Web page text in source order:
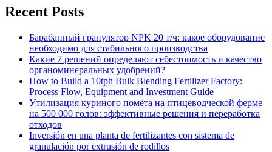
Recent Posts
Барабанный гранулятор NPK 20 т/ч: какое оборудование
необходимо для стабильного производства
Какие 7 решений определяют себестоимость и качество
органоминеральных удобрений?
How to Build a 10tph Bulk Blending Fertilizer Factory:
Process Flow, Equipment and Investment Guide
Утилизация куриного помёта на птицеводческой ферме
на 500 000 голов: эффективные решения и переработка
отходов
Inversión en una planta de fertilizantes con sistema de
granulación por extrusión de rodillos